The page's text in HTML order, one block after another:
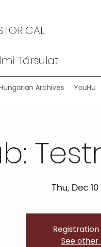
Társulat
Archives YouHu
Thu, Dec 10
Registration
See other